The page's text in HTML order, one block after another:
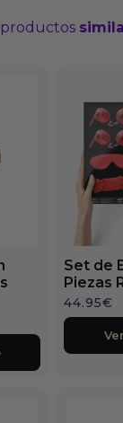
Set de
Piezas
44.95€